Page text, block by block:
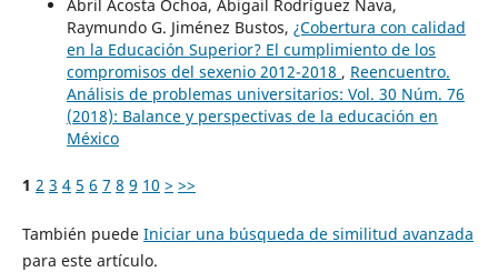
Abril Acosta Ochoa, Abigail Rodríguez Nava,
Raymundo G. Jiménez Bustos, ¿Cobertura con calidad
en la Educación Superior? El cumplimiento de los
compromisos del sexenio 2012-2018 , Reencuentro.
Análisis de problemas universitarios: Vol. 30 Núm. 76
(2018): Balance y perspectivas de la educación en
México
1 2 3 4 5 6 7 8 9 10 > >>
También puede Iniciar una búsqueda de similitud avanzada
para este artículo.